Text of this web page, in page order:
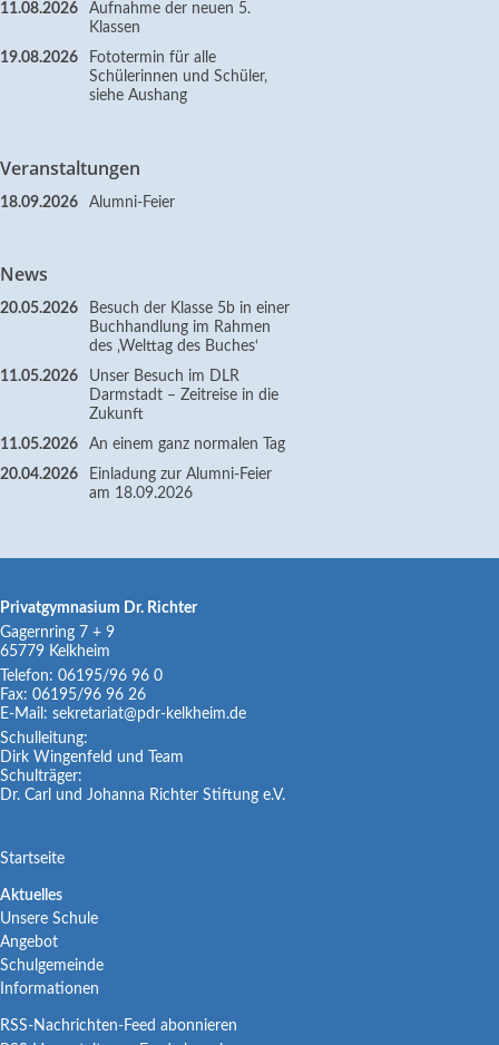
11.08.2026
Aufnahme der neuen 5.
Klassen
19.08.2026
Fototermin für alle
Schülerinnen und Schüler,
siehe Aushang
Veranstaltungen
18.09.2026 Alumni-Feier
News
20.05.2026
Besuch der Klasse 5b in einer
Buchhandlung im Rahmen
des ‚Welttag des Buches‘
11.05.2026
Unser Besuch im DLR
Darmstadt – Zeitreise in die
Zukunft
11.05.2026
An einem ganz normalen Tag
20.04.2026
Einladung zur Alumni-Feier
am 18.09.2026
Privatgymnasium Dr. Richter
Gagernring 7 + 9
65779 Kelkheim
Telefon: 06195/96 96 0
Fax: 06195/96 96 26
E-Mail: sekretariat@pdr-kelkheim.de
Schulleitung:
Dirk Wingenfeld und Team
Schulträger:
Dr. Carl und Johanna Richter Stiftung e.V.
Navigation
Startseite
Navigation
überspringen
Aktuelles
Unsere Schule
Angebot
Schulgemeinde
Informationen
RSS-Nachrichten-Feed abonnieren